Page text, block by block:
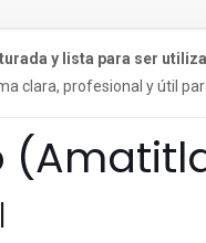
y lista para ser
clara, profesional y útil